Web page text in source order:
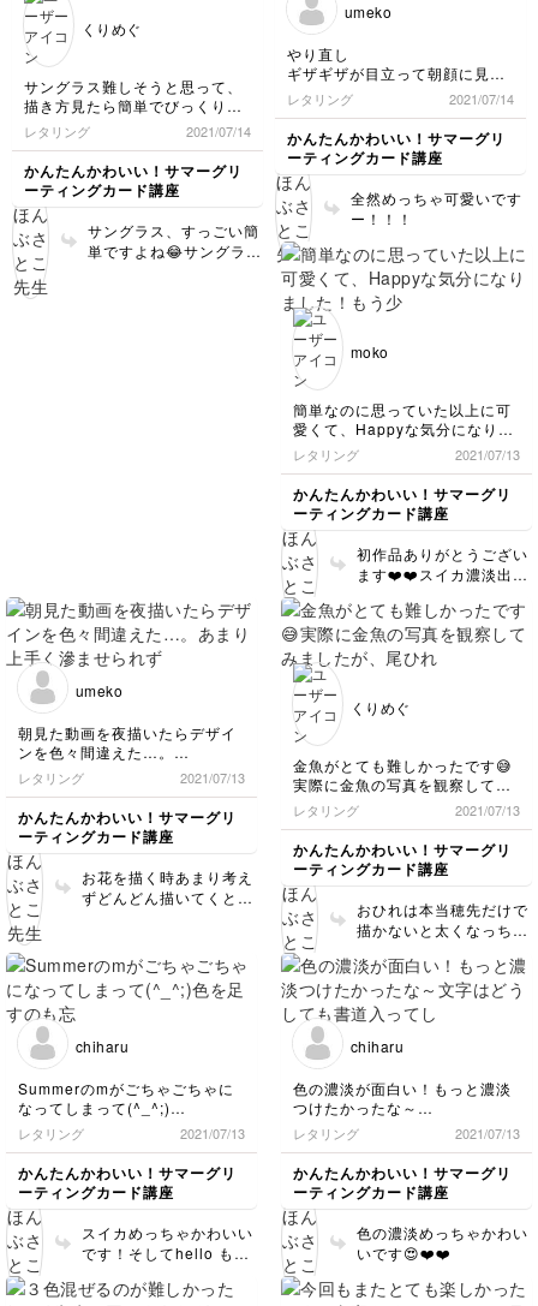
くりめぐ
サングラス難しそうと思って、
描き方見たら簡単でびっくり！
すいかも最初よりは上手く描け
た気がします☺️1日1枚ぐらい描
いてますがとても楽しいです！
レタリング 2021/07/14
かんたんかわいい！サマーグリ
ーティングカード講座
サングラス、すっごい簡
単ですよね😂サングラス
umeko
やり直し
ギザギザが目立って朝顔に見え
ないけど、可愛く出来ました☺️
レタリング 2021/07/14
かんたんかわいい！サマーグリ
ーティングカード講座
全然めっちゃ可愛いです
ー！！！
moko
簡単なのに思っていた以上に可
愛くて、Happyな気分になりま
した！もう少しスイカは濃くて
も良かったかも？miroomに登
録して初の作品です(◕ᴗ◕✿)
レタリング 2021/07/13
かんたんかわいい！サマーグリ
ーティングカード講座
初作品ありがとうござい
ます❤️❤️スイカ濃淡出て
umeko
朝見た動画を夜描いたらデザイ
ンを色々間違えた…。
あまり上手く滲ませられず、色
がはっきり分かれてしまいまし
た。もっと上手に滲むように練
習します！
レタリング 2021/07/13
かんたんかわいい！サマーグリ
ーティングカード講座
お花を描く時あまり考え
ずどんどん描いてくと滲
くりめぐ
金魚がとても難しかったです😅
実際に金魚の写真を観察してみ
ましたが、尾ひれを細く描くの
がとても難しい！描いていた
ら、水が多くて滲んでしまった
りも。
でも今回もとても楽しかったで
す。
レタリング 2021/07/13
かんたんかわいい！サマーグリ
ーティングカード講座
おひれは本当穂先だけで
描かないと太くなっちゃ
ごい夏っぽくてかわいい
いいいー！
chiharu
Summerのmがごちゃごちゃに
なってしまって(^_^;)
色を足すのも忘れてしまった
(^_^;)
でもスイカ可愛いから許す♡
レタリング 2021/07/13
かんたんかわいい！サマーグリ
ーティングカード講座
スイカめっちゃかわいい
です！そしてhello も完
です😍💓💓
chiharu
色の濃淡が面白い！もっと濃淡
つけたかったな～
文字はどうしても書道入ってし
まう(^_^;)
レタリング 2021/07/13
かんたんかわいい！サマーグリ
ーティングカード講座
色の濃淡めっちゃかわい
いです😍❤️❤️